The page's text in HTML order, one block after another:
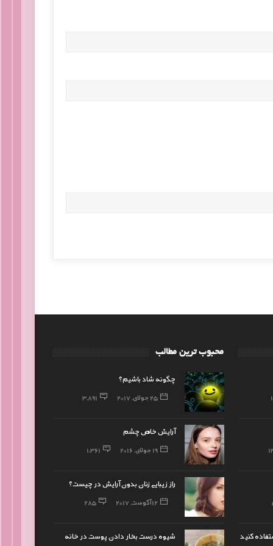
محبوب ترین مطالب
چگونه شاد باشیم؟
25 جولای, 2017 3,891
آرایش خاص چشم
19 جولای, 2016 1,361
راز زیبایی زنان بدون آرایش در چیست؟
12 آگوست, 2017 285
شیوه درست بخار دادن پوست در خانه کنید